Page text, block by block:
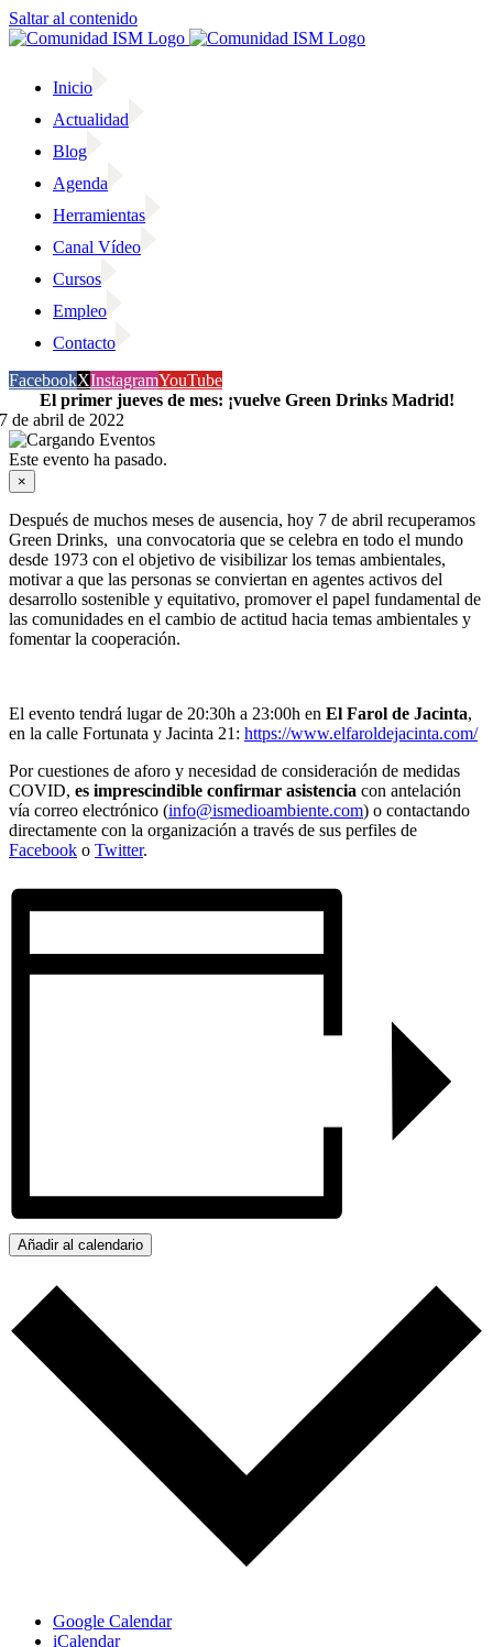
Saltar al contenido
Inicio
Actualidad
Blog
Agenda
Herramientas
Canal Vídeo
Cursos
Empleo
Contacto
FacebookXInstagramYouTube
El primer jueves de mes: ¡vuelve Green Drinks Madrid!
7 de abril de 2022
Este evento ha pasado.
×
Después de muchos meses de ausencia, hoy 7 de abril recuperamos
Green Drinks, una convocatoria que se celebra en todo el mundo
desde 1973 con el objetivo de visibilizar los temas ambientales,
motivar a que las personas se conviertan en agentes activos del
desarrollo sostenible y equitativo, promover el papel fundamental de
las comunidades en el cambio de actitud hacia temas ambientales y
fomentar la cooperación.
El evento tendrá lugar de 20:30h a 23:00h en El Farol de Jacinta,
en la calle Fortunata y Jacinta 21: https://www.elfaroldejacinta.com/
Por cuestiones de aforo y necesidad de consideración de medidas
COVID, es imprescindible confirmar asistencia con antelación
vía correo electrónico (info@ismedioambiente.com) o contactando
directamente con la organización a través de sus perfiles de
Facebook o Twitter.
Añadir al calendario
Google Calendar
iCalendar